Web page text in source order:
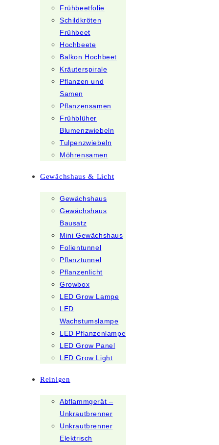
Frühbeetfolie
Schildkröten
Frühbeet
Hochbeete
Balkon Hochbeet
Kräuterspirale
Pflanzen und
Samen
Pflanzensamen
Frühblüher
Blumenzwiebeln
Tulpenzwiebeln
Möhrensamen
Gewächshaus & Licht
Gewächshaus
Gewächshaus
Bausatz
Mini Gewächshaus
Folientunnel
Pflanztunnel
Pflanzenlicht
Growbox
LED Grow Lampe
LED
Wachstumslampe
LED Pflanzenlampe
LED Grow Panel
LED Grow Light
Reinigen
Abflammgerät –
Unkrautbrenner
Unkrautbrenner
Elektrisch